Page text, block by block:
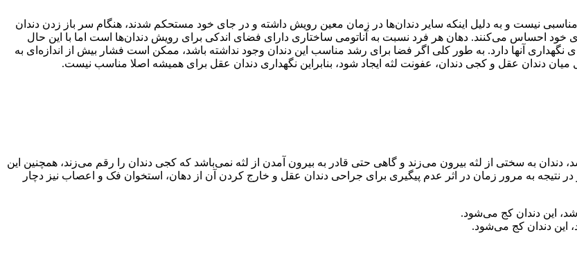
نیست و به دلیل اینکه سایر دندان‌ها در زمان معین رویش داشته و در جای خود مستحکم شدند، هنگام سر باز زدن دندان
خود احساس می‌کنند. دهان هر فرد نسبت به آناتومی ساختاری دارای فضای اندکی برای رویش دندان‌ها است اما با این حال
نگهداری آنها دارد. به طور کلی اگر فضا برای رشد مناسب این دندان وجود نداشته باشد، ممکن است فشار بیش از اندازه‌ای به
دندان عقل و کجی دندان، عفونت لثه ایجاد شود، بنابراین نگهداری دندان عقل برای همیشه اصلا مناسب نیست.
دندان به سختی از لثه بیرون می‌زند و گاهی حتی قادر به بیرون آمدن از لثه نمی‌باشد که کجی دندان را رقم می‌زند، همچنین این
در نتیجه به مرور زمان در اثر عدم پیگیری برای جراحی دندان عقل و خارج کردن آن از دهان، استخوان فک و اعصاب نیز دچار
این دندان کج می‌شود.